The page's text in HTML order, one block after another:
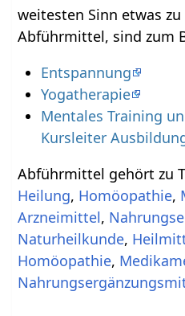
weitesten Sinn etwas
Abführmittel, sind zum
Entspannung
Yogatherapie
Mentales Training
Kursleiter
Abführmittel gehört zu
Heilung, Homöopathie,
Arzneimittel,
Naturheilkunde,
Homöopathie,